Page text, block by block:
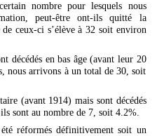
nombre pour lesquels nous
peut-être ont-ils quitté la
ceux-ci s’élève à 32 soit environ
décédés en bas âge (avant leur 20
nous arrivons à un total de 30, soit
(avant 1914) mais sont décédés
sont au nombre de 7, soit 4.2%.
réformés définitivement soit un